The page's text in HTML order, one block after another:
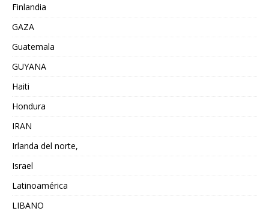
Finlandia
GAZA
Guatemala
GUYANA
Haiti
Hondura
IRAN
Irlanda del norte,
Israel
Latinoamérica
LIBANO